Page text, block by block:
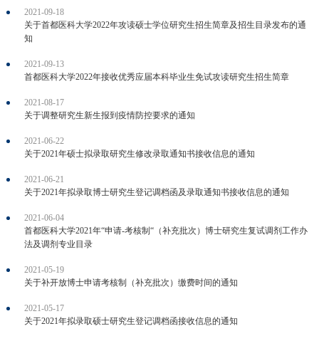
2021-09-18
关于首都医科大学2022年攻读硕士学位研究生招生简章及招生目录发布的通
知
2021-09-13
首都医科大学2022年接收优秀应届本科毕业生免试攻读研究生招生简章
2021-08-17
关于调整研究生新生报到疫情防控要求的通知
2021-06-22
关于2021年硕士拟录取研究生修改录取通知书接收信息的通知
2021-06-21
关于2021年拟录取博士研究生登记调档函及录取通知书接收信息的通知
2021-06-04
首都医科大学2021年“申请-考核制“（补充批次）博士研究生复试调剂工作办
法及调剂专业目录
2021-05-19
关于补开放博士申请考核制（补充批次）缴费时间的通知
2021-05-17
关于2021年拟录取硕士研究生登记调档函接收信息的通知